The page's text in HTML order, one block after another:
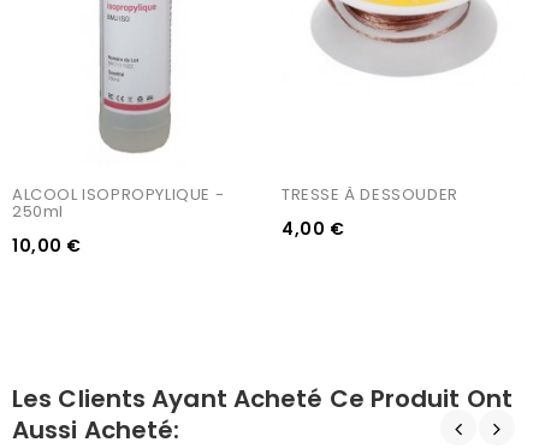
ALCOOL ISOPROPYLIQUE -
250ml
10,00 €
TRESSE À DESSOUDER
4,00 €
Les Clients Ayant Acheté Ce Produit Ont
Aussi Acheté: